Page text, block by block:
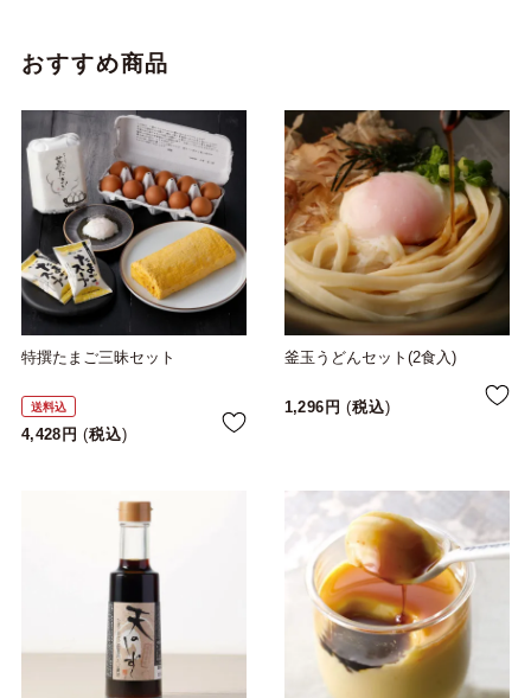
おすすめ商品
特撰たまご三昧セット
送料込
4,428 税込
釜玉うどんセット(2食入)
1,296 税込